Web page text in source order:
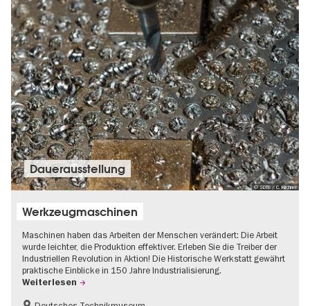
© SDTB / C. Kirchner
Dauer­aus­stel­lung
Werkzeugmaschinen
Maschinen haben das Arbeiten der Menschen verändert: Die Arbeit
wurde leichter, die Produktion effektiver. Erleben Sie die Treiber der
Industriellen Revolution in Aktion! Die Historische Werkstatt gewährt
praktische Einblicke in 150 Jahre Industrialisierung.
Weiterlesen